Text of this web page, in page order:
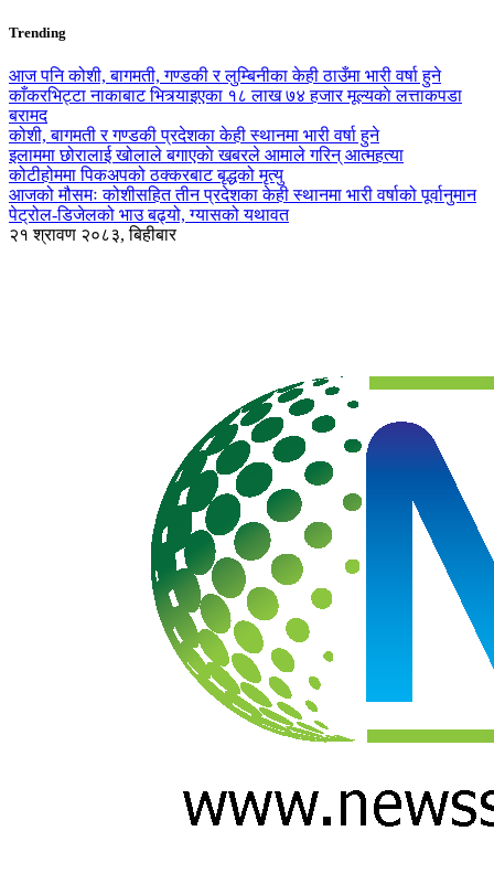
Trending
आज पनि कोशी, बागमती, गण्डकी र लुम्बिनीका केही ठाउँमा भारी वर्षा हुने
काँकरभिट्टा नाकाबाट भित्र्याइएका १८ लाख ७४ हजार मूल्यकाे लत्ताकपडा
बरामद
कोशी, बागमती र गण्डकी प्रदेशका केही स्थानमा भारी वर्षा हुने
इलाममा छोरालाई खोलाले बगाएकाे खबरले आमाले गरिन् आत्महत्या
कोटीहोममा पिकअपको ठक्करबाट बृद्धको मृत्यु
आजको मौसमः कोशीसहित तीन प्रदेशका केही स्थानमा भारी वर्षाको पूर्वानुमान
पेट्रोल-डिजेलको भाउ बढ्यो, ग्यासको यथावत
२१ श्रावण २०८३, बिहीबार